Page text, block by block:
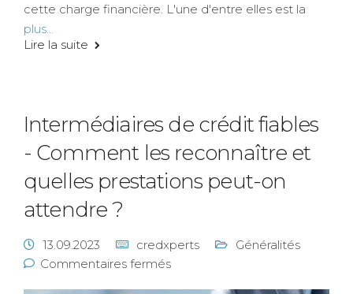
cette charge financière. L'une d'entre elles est la
plus...
Lire la suite
Intermédiaires de crédit fiables
- Comment les reconnaître et
quelles prestations peut-on
attendre ?
13.09.2023 credxperts
Généralités
Commentaires fermés